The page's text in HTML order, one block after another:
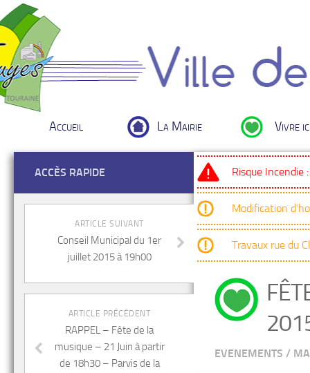
Accueil La Mairie Vivre
Risque Incendie
Modification
Travaux rue du
EVENEMENTS /
ACCÈS RAPIDE
ARTICLE SUIVANT
Conseil Municipal du 1er
juillet 2015 à 19h00
ARTICLE PRÉCÉDENT
RAPPEL – Fête de la
musique – 21 Juin à partir
de 18h30 – Parvis de la